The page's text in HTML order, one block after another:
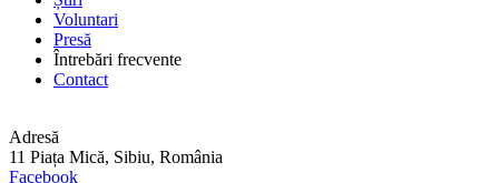
Voluntari
Presă
Întrebări frecvente
Contact
Adresă
11 Piața Mică, Sibiu, România
Facebook